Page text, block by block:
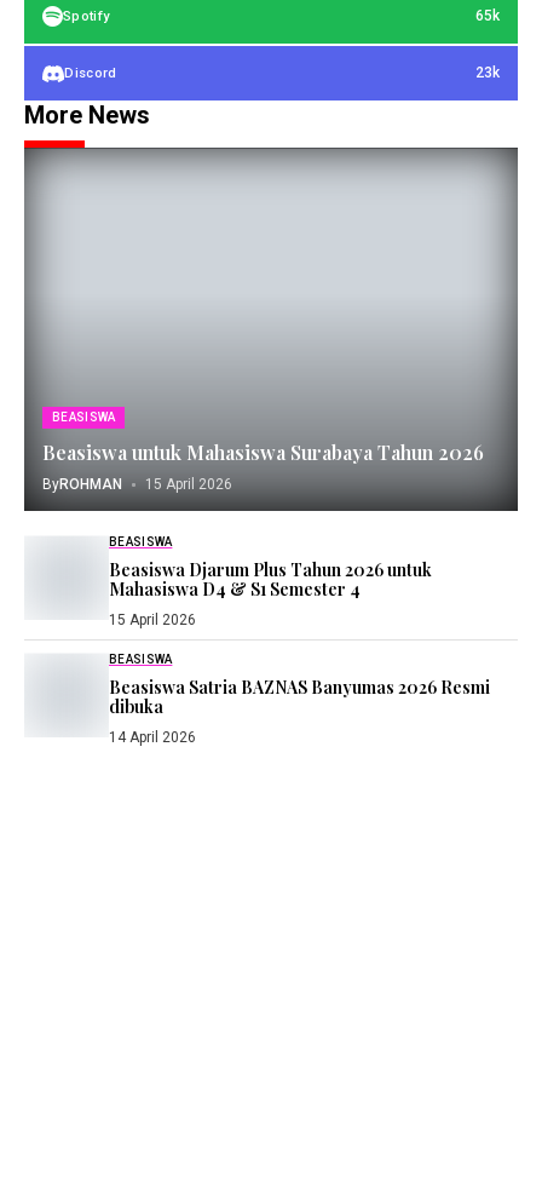
Spotify 65k
Discord 23k
More News
BEASISWA
Beasiswa untuk Mahasiswa Surabaya Tahun 2026
ByROHMAN 15 April 2026
BEASISWA
Beasiswa Djarum Plus Tahun 2026 untuk
Mahasiswa D4 & S1 Semester 4
15 April 2026
BEASISWA
Beasiswa Satria BAZNAS Banyumas 2026 Resmi
dibuka
14 April 2026